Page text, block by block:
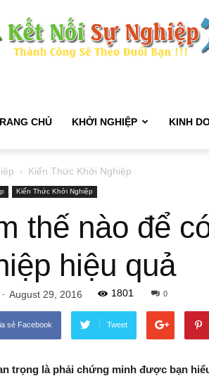
CHỦ KHỞI NGHIỆP KINH
Kiến Thức Khởi Nghiệp
Kiến Thức Khởi Nghiệp
thế nào để
hiệu quả
- August 29, 2016 1801 0
sẻ Facebook Tweet
trọng là phải chứng minh được bạn